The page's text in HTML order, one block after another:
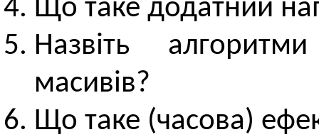
Що таке додатний
Назвіть
масивів?
Що таке (часова)